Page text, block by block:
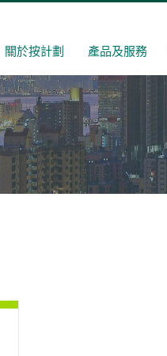
關於按計劃 產品及服務